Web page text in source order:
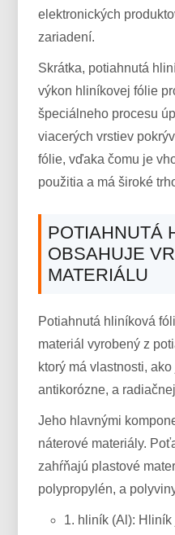
elektronických
zariadení.
Skrátka, potiahnutá
výkon hliníkovej fólie
špeciálneho procesu
viacerých vrstiev
fólie, vďaka čomu je
použitia a má široké
POTIAHNUTÁ
OBSAHUJE
MATERIÁLU
Potiahnutá hliníková
materiál vyrobený z
ktorý má vlastnosti,
antikorózne, a
Jeho hlavnými
náterové materiály.
zahŕňajú plastové
polypropylén, a
1. hliník (Al):